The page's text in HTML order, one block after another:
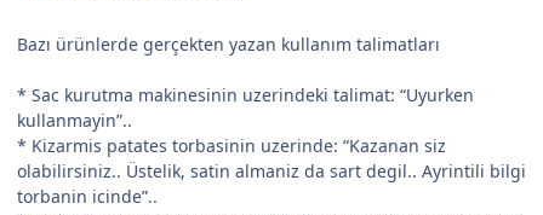
Bazı ürünlerde gerçekten yazan kullanım talimatları
* Sac kurutma makinesinin uzerindeki talimat: “Uyurken
kullanmayin”..
* Kizarmis patates torbasinin uzerinde: “Kazanan siz
olabilirsiniz.. Üstelik, satin almaniz da sart degil.. Ayrintili bilgi
torbanin icinde”..